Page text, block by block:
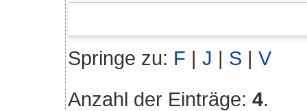
Springe zu: F | J | S | V
Anzahl der Einträge: 4.